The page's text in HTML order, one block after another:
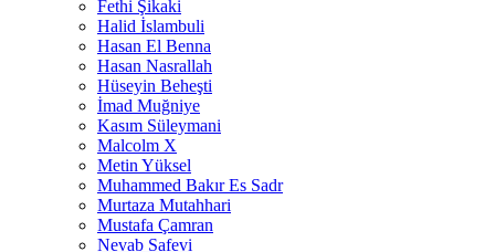
Fethi Şikaki
Halid İslambuli
Hasan El Benna
Hasan Nasrallah
Hüseyin Beheşti
İmad Muğniye
Kasım Süleymani
Malcolm X
Metin Yüksel
Muhammed Bakır Es Sadr
Murtaza Mutahhari
Mustafa Çamran
Nevab Safevi